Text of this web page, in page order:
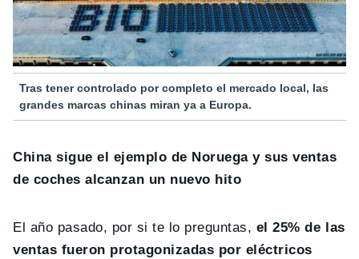
Tras tener controlado por completo el mercado local, las
grandes marcas chinas miran ya a Europa.
China sigue el ejemplo de Noruega y sus ventas
de coches alcanzan un nuevo hito
El año pasado, por si te lo preguntas, el 25% de las
ventas fueron protagonizadas por eléctricos